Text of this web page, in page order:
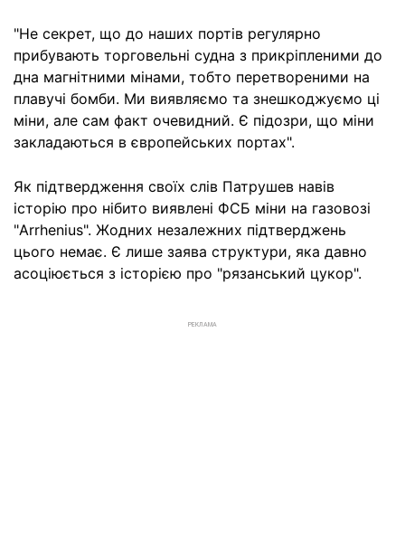
"Не секрет, що до наших портів регулярно
прибувають торговельні судна з прикріпленими до
дна магнітними мінами, тобто перетвореними на
плавучі бомби. Ми виявляємо та знешкоджуємо ці
міни, але сам факт очевидний. Є підозри, що міни
закладаються в європейських портах".
Як підтвердження своїх слів Патрушев навів
історію про нібито виявлені ФСБ міни на газовозі
"Arrhenius". Жодних незалежних підтверджень
цього немає. Є лише заява структури, яка давно
асоціюється з історією про "рязанський цукор".
РЕКЛАМА